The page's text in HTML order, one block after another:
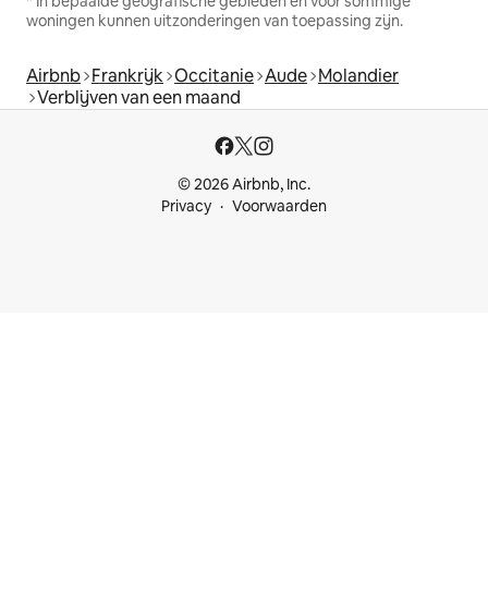
woningen kunnen uitzonderingen van toepassing zijn.
Airbnb Frankrijk Occitanie Aude Molandier
Verblijven van een maand
© 2026 Airbnb, Inc.
Privacy
Voorwaarden